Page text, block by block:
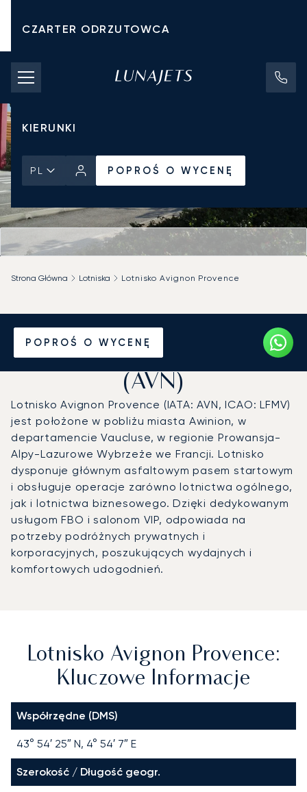
CZARTER ODRZUTOWCA
KOSZTY CZARTERU
PRYWATNE ODRZUTOWCE
KIERUNKI
PL POPROŚ O WYCENĘ
POPROŚ O WYCENĘ
Strona Główna Lotniska Lotnisko Avignon Provence
Prywatny odrzutowiec na
Lotnisko Avignon Provence
(AVN)
Lotnisko Avignon Provence (IATA: AVN, ICAO: LFMV)
jest położone w pobliżu miasta Awinion, w
departamencie Vaucluse, w regionie Prowansja-
Alpy-Lazurowe Wybrzeże we Francji. Lotnisko
dysponuje głównym asfaltowym pasem startowym
i obsługuje operacje zarówno lotnictwa ogólnego,
jak i lotnictwa biznesowego. Dzięki dedykowanym
usługom FBO i salonom VIP, odpowiada na
potrzeby podróżnych prywatnych i
korporacyjnych, poszukujących wydajnych i
komfortowych udogodnień.
Lotnisko Avignon Provence:
Kluczowe Informacje
Współrzędne (DMS)
43° 54′ 25″ N, 4° 54′ 7″ E
Szerokość / Długość geogr.